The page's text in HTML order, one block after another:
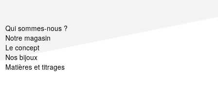
Qui sommes-nous ?
Notre magasin
Le concept
Nos bijoux
Matières et titrages